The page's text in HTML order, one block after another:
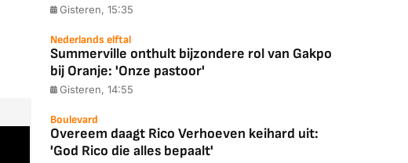
Gisteren, 15:35
Nederlands elftal
Summerville onthult bijzondere rol van Gakpo
bij Oranje: 'Onze pastoor'
Gisteren, 14:55
Boulevard
Overeem daagt Rico Verhoeven keihard uit:
'God Rico die alles bepaalt'